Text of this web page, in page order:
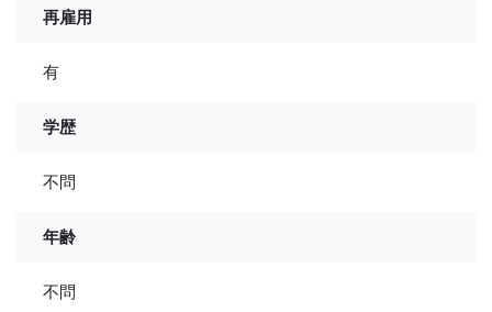
再雇用
有
学歴
不問
年齢
不問